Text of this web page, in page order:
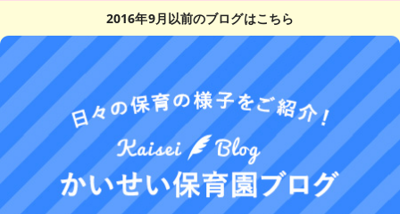
2016年9月以前のブログはこちら